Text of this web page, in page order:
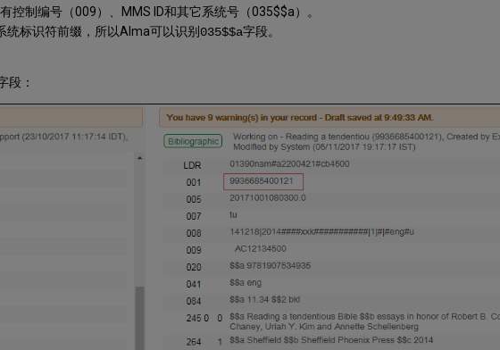
制编号（009）、MMS ID和其它系统号（035$$a）。
统标识符前缀，所以Alma可以识别 035$$a字段。
段：